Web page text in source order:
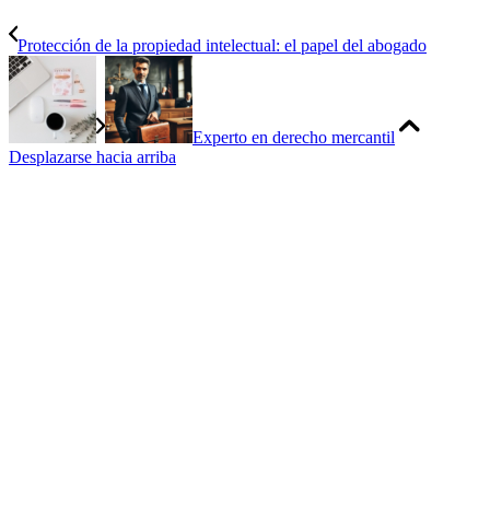
Protección de la propiedad intelectual: el papel del abogado
Experto en derecho mercantil
Desplazarse hacia arriba